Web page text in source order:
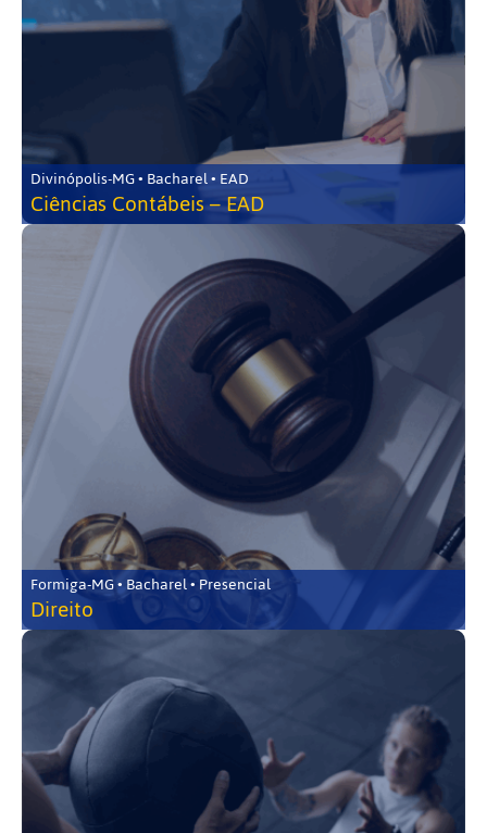
Divinópolis-MG • Bacharel • EAD
Ciências Contábeis – EAD
Formiga-MG • Bacharel • Presencial
Direito